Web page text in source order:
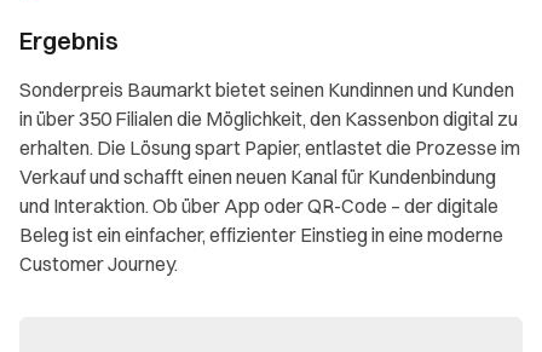
Ergebnis
Sonderpreis Baumarkt bietet seinen Kundinnen und Kunden
in über 350 Filialen die Möglichkeit, den Kassenbon digital zu
erhalten. Die Lösung spart Papier, entlastet die Prozesse im
Verkauf und schafft einen neuen Kanal für Kundenbindung
und Interaktion. Ob über App oder QR-Code – der digitale
Beleg ist ein einfacher, effizienter Einstieg in eine moderne
Customer Journey.